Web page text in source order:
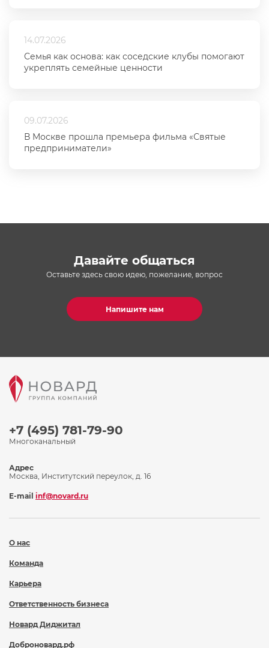
14.07.2026
Семья как основа: как соседские клубы помогают
укреплять семейные ценности
09.07.2026
В Москве прошла премьера фильма «Святые
предприниматели»
Давайте общаться
Оставьте здесь свою идею, пожелание, вопрос
Напишите нам
+7 (495) 781-79-90
Многоканальный
О нас
Команда
Карьера
Ответственность бизнеса
Новард Диджитал
Доброновард.рф
Адрес
Москва, Институтский переулок, д. 16
E-mail inf@novard.ru